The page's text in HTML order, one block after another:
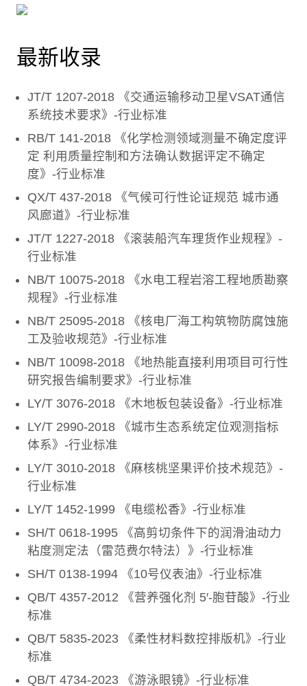
最新收录
JT/T 1207-2018 《交通运输移动卫星VSAT通信
系统技术要求》-行业标准
RB/T 141-2018 《化学检测领域测量不确定度评
定 利用质量控制和方法确认数据评定不确定
度》-行业标准
QX/T 437-2018 《气候可行性论证规范 城市通
风廊道》-行业标准
JT/T 1227-2018 《滚装船汽车理货作业规程》-
行业标准
NB/T 10075-2018 《水电工程岩溶工程地质勘察
规程》-行业标准
NB/T 25095-2018 《核电厂海工构筑物防腐蚀施
工及验收规范》-行业标准
NB/T 10098-2018 《地热能直接利用项目可行性
研究报告编制要求》-行业标准
LY/T 3076-2018 《木地板包装设备》-行业标准
LY/T 2990-2018 《城市生态系统定位观测指标
体系》-行业标准
LY/T 3010-2018 《麻核桃坚果评价技术规范》-
行业标准
LY/T 1452-1999 《电缆松香》-行业标准
SH/T 0618-1995 《高剪切条件下的润滑油动力
粘度测定法（雷范费尔特法）》-行业标准
SH/T 0138-1994 《10号仪表油》-行业标准
QB/T 4357-2012 《营养强化剂 5′-胞苷酸》-行业
标准
QB/T 5835-2023 《柔性材料数控排版机》-行业
标准
QB/T 4734-2023 《游泳眼镜》-行业标准